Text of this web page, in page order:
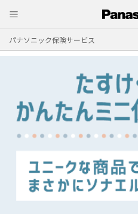
パナソニック保険サービス